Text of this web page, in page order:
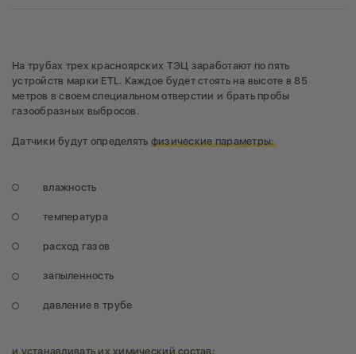
На трубах трех красноярских ТЭЦ заработают по пять
устройств марки ETL. Каждое будет стоять на высоте в 85
метров в своем специальном отверстии и брать пробы
газообразных выбросов.
Датчики будут определять физические параметры:
влажность
температура
расход газов
запыленность
давление в трубе
и устанавливать их химический состав: